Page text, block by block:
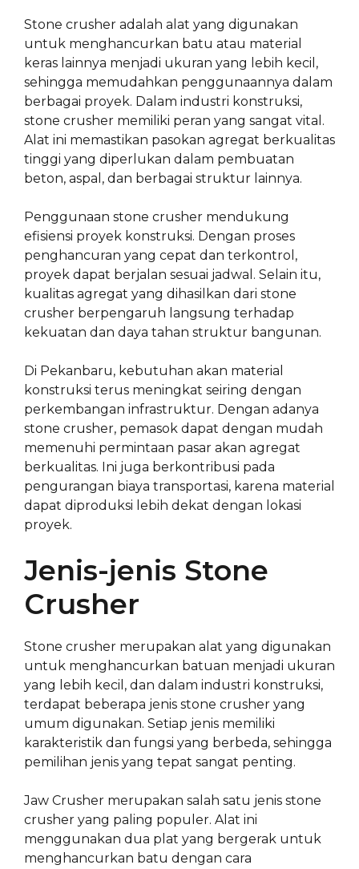
Stone crusher adalah alat yang digunakan
untuk menghancurkan batu atau material
keras lainnya menjadi ukuran yang lebih kecil,
sehingga memudahkan penggunaannya dalam
berbagai proyek. Dalam industri konstruksi,
stone crusher memiliki peran yang sangat vital.
Alat ini memastikan pasokan agregat berkualitas
tinggi yang diperlukan dalam pembuatan
beton, aspal, dan berbagai struktur lainnya.
Penggunaan stone crusher mendukung
efisiensi proyek konstruksi. Dengan proses
penghancuran yang cepat dan terkontrol,
proyek dapat berjalan sesuai jadwal. Selain itu,
kualitas agregat yang dihasilkan dari stone
crusher berpengaruh langsung terhadap
kekuatan dan daya tahan struktur bangunan.
Di Pekanbaru, kebutuhan akan material
konstruksi terus meningkat seiring dengan
perkembangan infrastruktur. Dengan adanya
stone crusher, pemasok dapat dengan mudah
memenuhi permintaan pasar akan agregat
berkualitas. Ini juga berkontribusi pada
pengurangan biaya transportasi, karena material
dapat diproduksi lebih dekat dengan lokasi
proyek.
Jenis-jenis Stone
Crusher
Stone crusher merupakan alat yang digunakan
untuk menghancurkan batuan menjadi ukuran
yang lebih kecil, dan dalam industri konstruksi,
terdapat beberapa jenis stone crusher yang
umum digunakan. Setiap jenis memiliki
karakteristik dan fungsi yang berbeda, sehingga
pemilihan jenis yang tepat sangat penting.
Jaw Crusher merupakan salah satu jenis stone
crusher yang paling populer. Alat ini
menggunakan dua plat yang bergerak untuk
menghancurkan batu dengan cara